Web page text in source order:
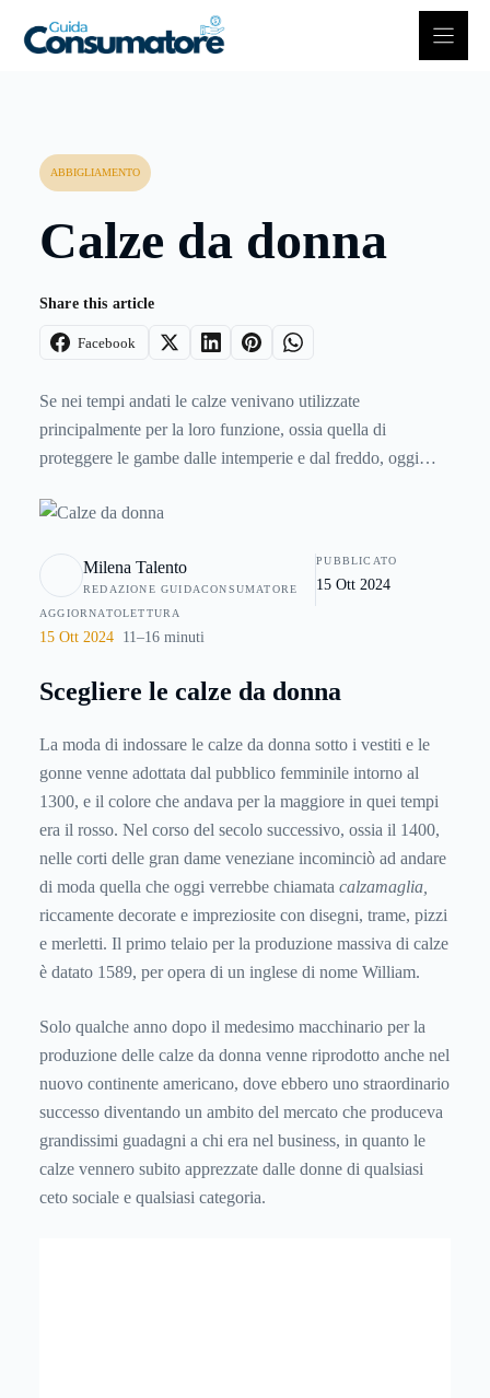
ABBIGLIAMENTO
Calze da donna
Share this article
Facebook
Se nei tempi andati le calze venivano utilizzate
principalmente per la loro funzione, ossia quella di
proteggere le gambe dalle intemperie e dal freddo, oggi
che deve seguire le tendenze e le evoluzioni della moda:
Questa guida vi sarà senz’altro utile per individuare il tipo
di calza da donna che fa per voi, districandovi tra gli
innumerevoli prodotti offerti dal mercato.Le calze da donna
greci, che erano soliti indossare, sotto le loro calzature e i
cambiamenti di stagione e per isolarlo dal materiale della
calzatura. Fu in epoca medievale che la tecnica delle
calzature permise di creare modelli di calzatura che
coprivano tutto il piede per intero, estendendo anche in
molti casi la copertura a tutte le gambe grazie alla creazione
di calze realizzate in pellame molto sottile e perfettamente
aderente alla gamba.
Milena Talento
REDAZIONE GUIDACONSUMATORE
PUBBLICATO
15 Ott 2024
AGGIORNATO
15 Ott 2024
LETTURA
11–16 minuti
Scegliere le calze da donna
La moda di indossare le calze da donna sotto i vestiti e le
gonne venne adottata dal pubblico femminile intorno al
1300, e il colore che andava per la maggiore in quei tempi
era il rosso. Nel corso del secolo successivo, ossia il 1400,
nelle corti delle gran dame veneziane incominciò ad andare
di moda quella che oggi verrebbe chiamata calzamaglia,
riccamente decorate e impreziosite con disegni, trame, pizzi
e merletti. Il primo telaio per la produzione massiva di calze
è datato 1589, per opera di un inglese di nome William.
Solo qualche anno dopo il medesimo macchinario per la
produzione delle calze da donna venne riprodotto anche nel
nuovo continente americano, dove ebbero uno straordinario
successo diventando un ambito del mercato che produceva
grandissimi guadagni a chi era nel business, in quanto le
calze vennero subito apprezzate dalle donne di qualsiasi
ceto sociale e qualsiasi categoria.